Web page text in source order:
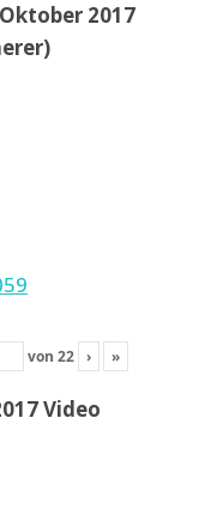
2017
von 22 › »
Video